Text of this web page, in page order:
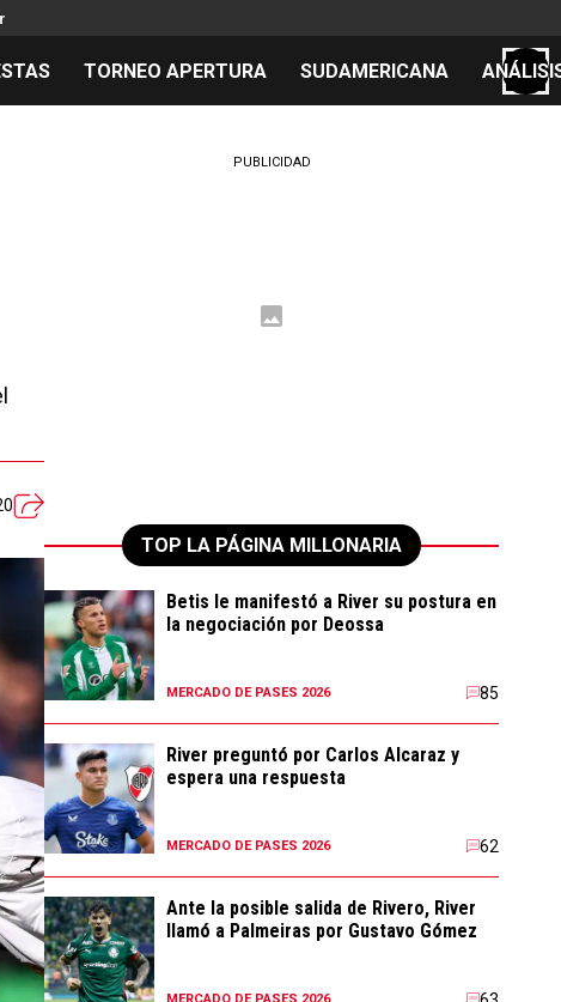
TORNEO APERTURA SUDAMERICANA
PUBLICIDAD
TOP LA PÁGINA MILLONARIA
Betis le manifestó a River su postura en
la negociación por Deossa
MERCADO DE PASES 2026 85
River preguntó por Carlos Alcaraz y
espera una respuesta
MERCADO DE PASES 2026 62
Ante la posible salida de Rivero, River
llamó a Palmeiras por Gustavo Gómez